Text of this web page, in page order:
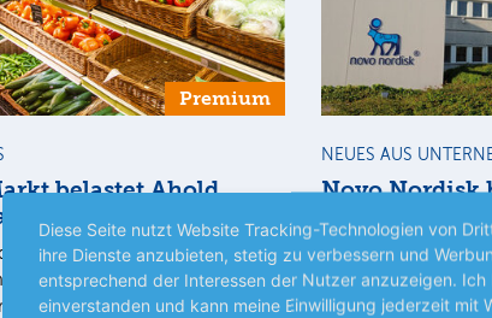
Premium
belastet Ahold
– Der niederländische
Ahold Delhaize
im schwierigen US-Markt
NEUES AUS
Novo Nordisk
erneut an
Kopenhagen – Der
Pharmakonzern hat
Marktstarts der
Diese Seite nutzt Website Tracking-Technologien von
ihre Dienste anzubieten, stetig zu verbessern und
entsprechend der Interessen der Nutzer anzuzeigen. Ich
einverstanden und kann meine Einwilligung jederzeit mit